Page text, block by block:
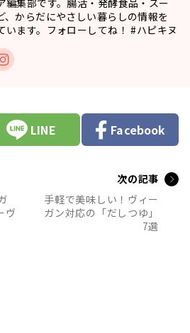
編集部です。腸活・発酵食品・スー
、からだにやさしい暮らしの情報を
います。フォローしてね！ #ハピキヌ
LINE Facebook
ヴ
次の記事
手軽で美味しい！ヴィー
ガン対応の「だしつゆ」
7選